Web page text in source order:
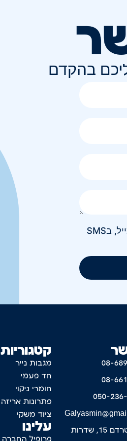
בהקדם
אני מאשר/ת קבלת חומר פרסומי בטלפון, במייל, בSMS
קטגוריות
מגבות נייר
חד פעמי
חומרי ניקוי
פתרונות אריזה
ציוד משקי
עלינו
פרופיל החברה
08-
08-
050-
שדרות